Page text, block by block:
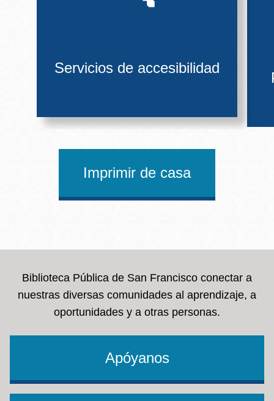
Servicios de accesibilidad
Imprimir de casa
Biblioteca Pública de San Francisco conectar a
nuestras diversas comunidades al aprendizaje, a
oportunidades y a otras personas.
Apóyanos